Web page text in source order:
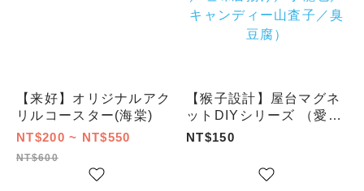
【来好】オリジナルアク
リルコースター(海棠)
NT$200 ~ NT$550
NT$600
【猴子設計】屋台マグネ
ットDIYシリーズ （愛玉
ゼリー／タピオカミルク
ボール／フライドチキン
カツ／昔ながらの豆花／
NT$150